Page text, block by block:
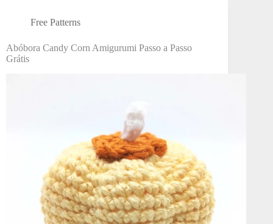
Free Patterns
Abóbora Candy Corn Amigurumi Passo a Passo
Grátis